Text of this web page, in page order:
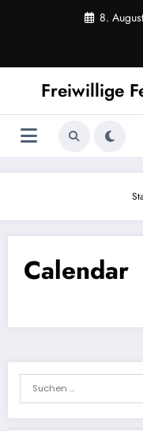
8.
Freiwillige
Calendar